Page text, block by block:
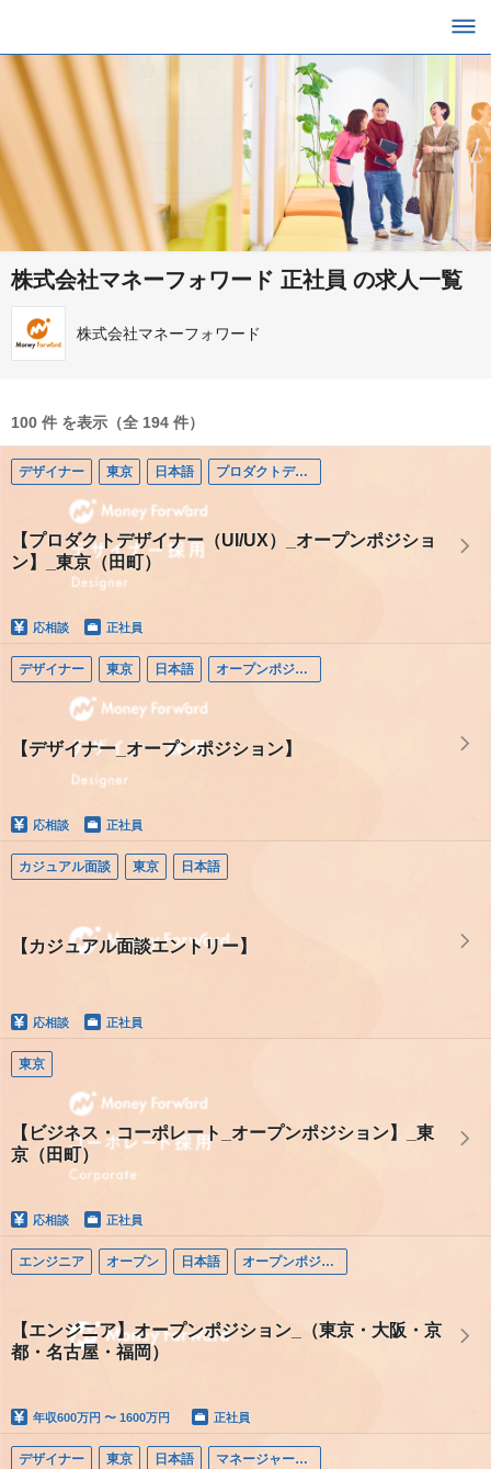
株式会社マネーフォワード 正社員 の求人一覧
株式会社マネーフォワード
100 件 を表示（全 194 件）
デザイナー 東京 日本語 プロダクトデザイナー
【プロダクトデザイナー（UI/UX）_オープンポジショ
ン】_東京（田町）
応相談 正社員
デザイナー 東京 日本語 オープンポジション（デザイナー）
【デザイナー_オープンポジション】
応相談 正社員
カジュアル面談 東京 日本語
【カジュアル面談エントリー】
応相談 正社員
東京
【ビジネス・コーポレート_オープンポジション】_東
京（田町）
応相談 正社員
エンジニア オープン 日本語 オープンポジション（エンジニア）
【エンジニア】オープンポジション_（東京・大阪・京
都・名古屋・福岡）
年収600万円 〜 1600万円 正社員
デザイナー 東京 日本語 マネージャー（デザイナー）